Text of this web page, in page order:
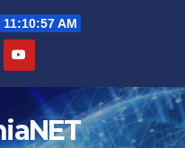
11:10:58 AM